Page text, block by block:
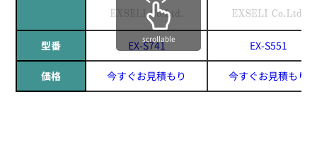
型番 EX-S741 EX-S551
価格 今すぐお見積もり 今すぐお見積もり
scrollable